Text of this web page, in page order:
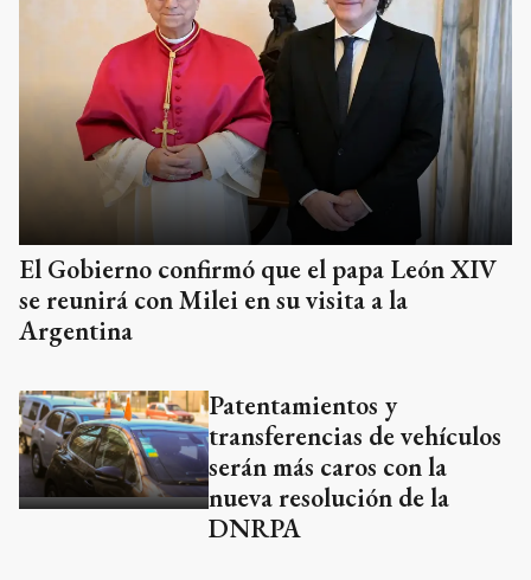
El Gobierno confirmó que el papa León XIV
se reunirá con Milei en su visita a la
Argentina
Patentamientos y
transferencias de vehículos
serán más caros con la
nueva resolución de la
DNRPA